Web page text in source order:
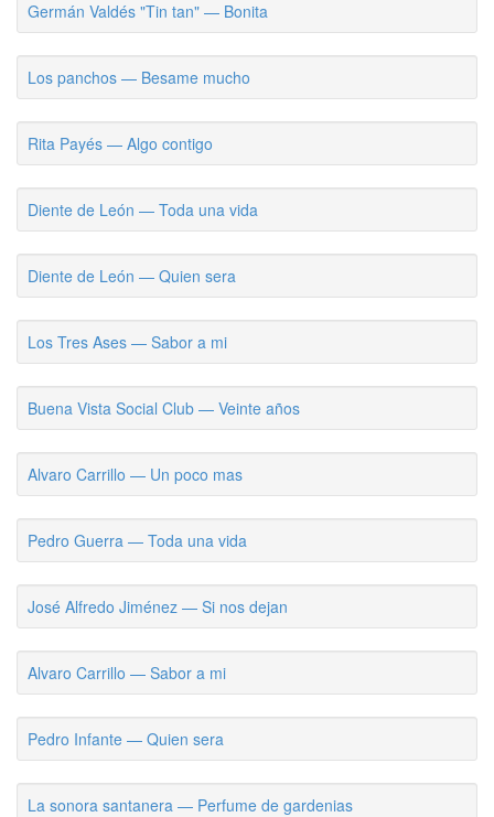
Germán Valdés "Tin tan" — Bonita
Los panchos — Besame mucho
Rita Payés — Algo contigo
Diente de León — Toda una vida
Diente de León — Quien sera
Los Tres Ases — Sabor a mi
Buena Vista Social Club — Veinte años
Alvaro Carrillo — Un poco mas
Pedro Guerra — Toda una vida
José Alfredo Jiménez — Si nos dejan
Alvaro Carrillo — Sabor a mi
Pedro Infante — Quien sera
La sonora santanera — Perfume de gardenias